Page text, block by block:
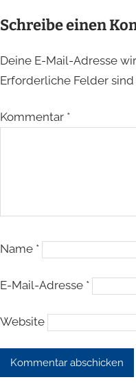
Schreibe einen
Deine E-Mail-Adresse
Erforderliche Felder
Kommentar *
Name *
E-Mail-Adresse *
Website